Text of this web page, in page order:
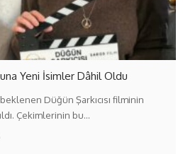
Yeni İsimler Dâhil Oldu
Düğün Şarkıcısı filminin
Çekimlerinin bu…